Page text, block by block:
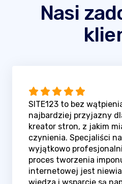
Nasi
SITE123 to bez
najbardziej przyjazny
kreator stron, z jakim
czynienia. Specjaliści
wyjątkowo
proces tworzenia
internetowej jest